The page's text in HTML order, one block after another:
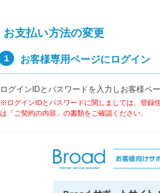
お支払い方法の変更
1 お客様専用ページにログイン
ログインIDとパスワードを入力しお客様ペ
※ログインIDとパスワードに関しましては、登録
は「ご契約の内容」の書類をご確認ください。